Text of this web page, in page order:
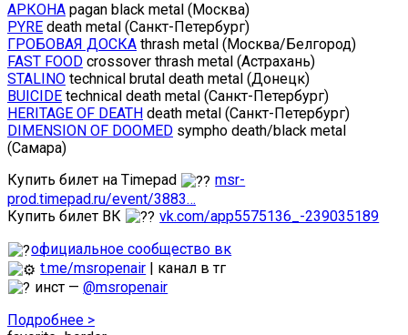
АРКОНА pagan black metal (Москва)
PYRE death metal (Санкт-Петербург)
ГРОБОВАЯ ДОСКА thrash metal (Москва/Белгород)
FAST FOOD crossover thrash metal (Астрахань)
STALINO technical brutal death metal (Донецк)
BUICIDE technical death metal (Санкт-Петербург)
HERITAGE OF DEATH death metal (Санкт-Петербург)
DIMENSION OF DOOMED sympho death/black metal
(Самара)
Купить билет на Timepad
msr-
prod.timepad.ru/event/3883…
Купить билет ВК
vk.com/app5575136_-239035189
официальное сообщество вк
t.me/msropenair | канал в тг
инст —@msropenair
Подробнее >